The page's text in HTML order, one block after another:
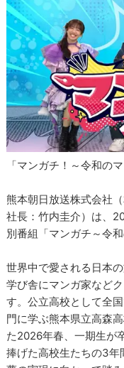
「マンガチ！～令和の
熊本朝日放送株式会社
社長：⽵内圭介）は、
別番組「マンガチ～令
世界中で愛される日本
学び舎にマンガ家など
す。公立高校として全
門に学ぶ熊本県立高森
た2026年春、一期生が
捧げた高校生たちの3年